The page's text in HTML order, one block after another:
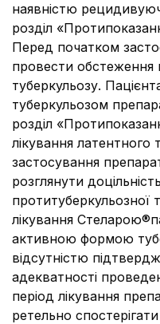
наявністю
розділ
Перед початком
провести обстеження
туберкульозу.
туберкульозом
розділ
лікування латентного
застосування
розглянути
протитуберкульозної
лікування
активною формою
відсутністю
адекватності
період лікування
ретельно